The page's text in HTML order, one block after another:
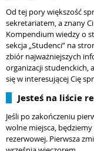
Od tej pory większość
sekretariatem, a znany
Kompendium wiedzy o
sekcja „Studenci” na
zbiór najważniejszych
organizacji studenckich,
się w interesującej Cię
Jesteś na liście
Jeśli po zakończeniu
wolne miejsca,
rezerwowej. Pierwsza